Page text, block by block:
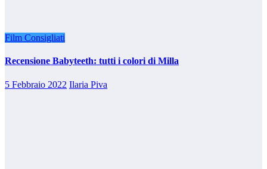
Film Consigliati
Recensione Babyteeth: tutti i colori di Milla
5 Febbraio 2022 Ilaria Piva